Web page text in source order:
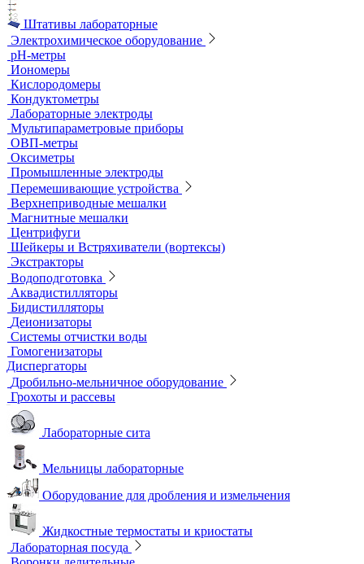
Штативы лабораторные
Электрохимическое оборудование
pH-метры
Иономеры
Кислородомеры
Кондуктометры
Лабораторные электроды
Мультипараметровые приборы
ОВП-метры
Оксиметры
Промышленные электроды
Перемешивающие устройства
Верхнеприводные мешалки
Магнитные мешалки
Центрифуги
Шейкеры и Встряхиватели (вортексы)
Экстракторы
Водоподготовка
Аквадистилляторы
Бидистилляторы
Деионизаторы
Системы отчистки воды
Гомогенизаторы
Диспергаторы
Дробильно-мельничное оборудование